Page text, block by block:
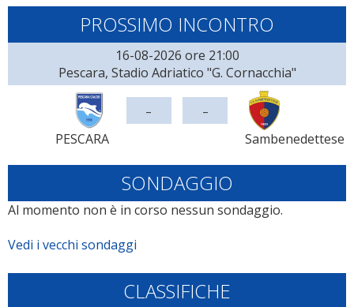
PROSSIMO INCONTRO
16-08-2026 ore 21:00
Pescara, Stadio Adriatico "G. Cornacchia"
PESCARA
- -
Sambenedettese
SONDAGGIO
Al momento non è in corso nessun sondaggio.
Vedi i vecchi sondaggi
CLASSIFICHE